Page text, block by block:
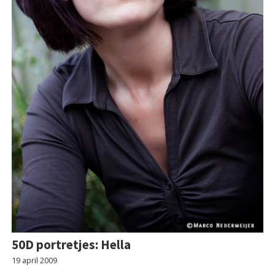
50D portretjes: Hella
19 april 2009